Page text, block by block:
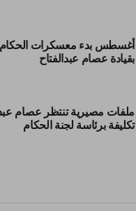
أغسطس بدء معسكرات الحكام
بقيادة عصام عبدالفتاح
ملفات مصيرية تنتظر عصام
تكليفة برئاسة لجنة الحكام